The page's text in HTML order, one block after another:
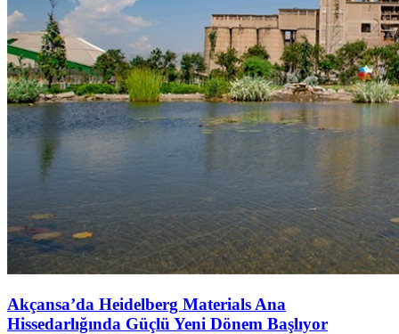
Akçansa’da Heidelberg Materials Ana
Hissedarlığında Güçlü Yeni Dönem Başlıyor